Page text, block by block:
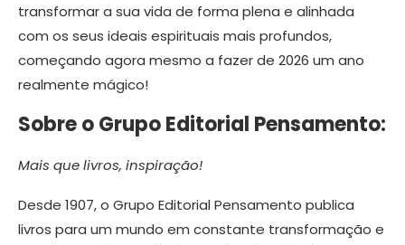
transformar a sua vida de forma plena e alinhada
com os seus ideais espirituais mais profundos,
começando agora mesmo a fazer de 2026 um ano
realmente mágico!
Sobre o Grupo Editorial Pensamento:
Mais que livros, inspiração!
Desde 1907, o Grupo Editorial Pensamento publica
livros para um mundo em constante transformação e